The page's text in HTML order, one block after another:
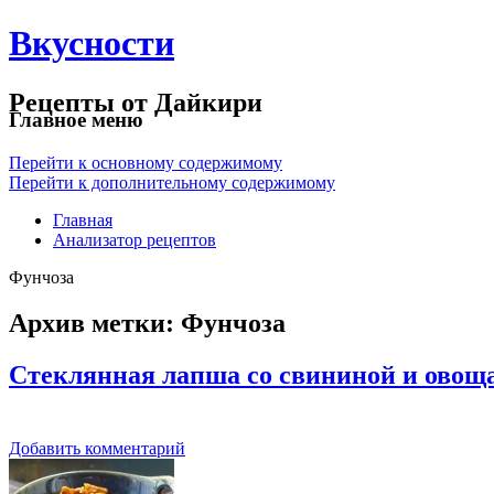
Вкусности
Рецепты от Дайкири
Главное меню
Перейти к основному содержимому
Перейти к дополнительному содержимому
Главная
Анализатор рецептов
Фунчоза
Архив метки: Фунчоза
Стеклянная лапша со свининой и
Добавить комментарий